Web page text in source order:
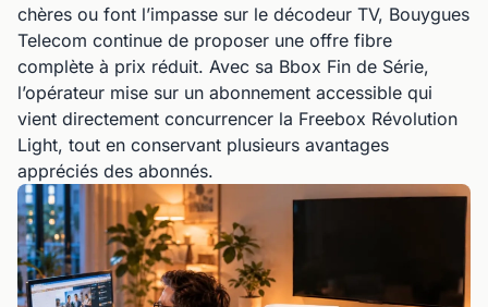
chères ou font l’impasse sur le décodeur TV, Bouygues
Telecom continue de proposer une offre fibre
complète à prix réduit. Avec sa Bbox Fin de Série,
l’opérateur mise sur un abonnement accessible qui
vient directement concurrencer la Freebox Révolution
Light, tout en conservant plusieurs avantages
appréciés des abonnés.